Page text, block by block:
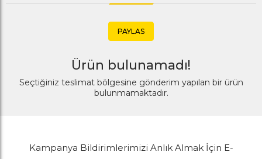
PAYLAS
Ürün bulunamadı!
Seçtiğiniz teslimat bölgesine gönderim yapılan bir ürün
bulunmamaktadır.
Kampanya Bildirimlerimizi Anlık Almak İçin E-